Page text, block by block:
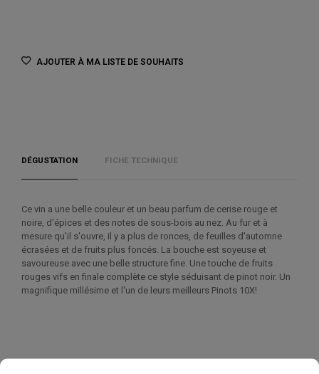
AJOUTER À MA LISTE DE SOUHAITS
DÉGUSTATION FICHE TECHNIQUE
Ce vin a une belle couleur et un beau parfum de cerise rouge et
noire, d'épices et des notes de sous-bois au nez. Au fur et à
mesure qu'il s'ouvre, il y a plus de ronces, de feuilles d'automne
écrasées et de fruits plus foncés. La bouche est soyeuse et
savoureuse avec une belle structure fine. Une touche de fruits
rouges vifs en finale complète ce style séduisant de pinot noir. Un
magnifique millésime et l'un de leurs meilleurs Pinots 10X!